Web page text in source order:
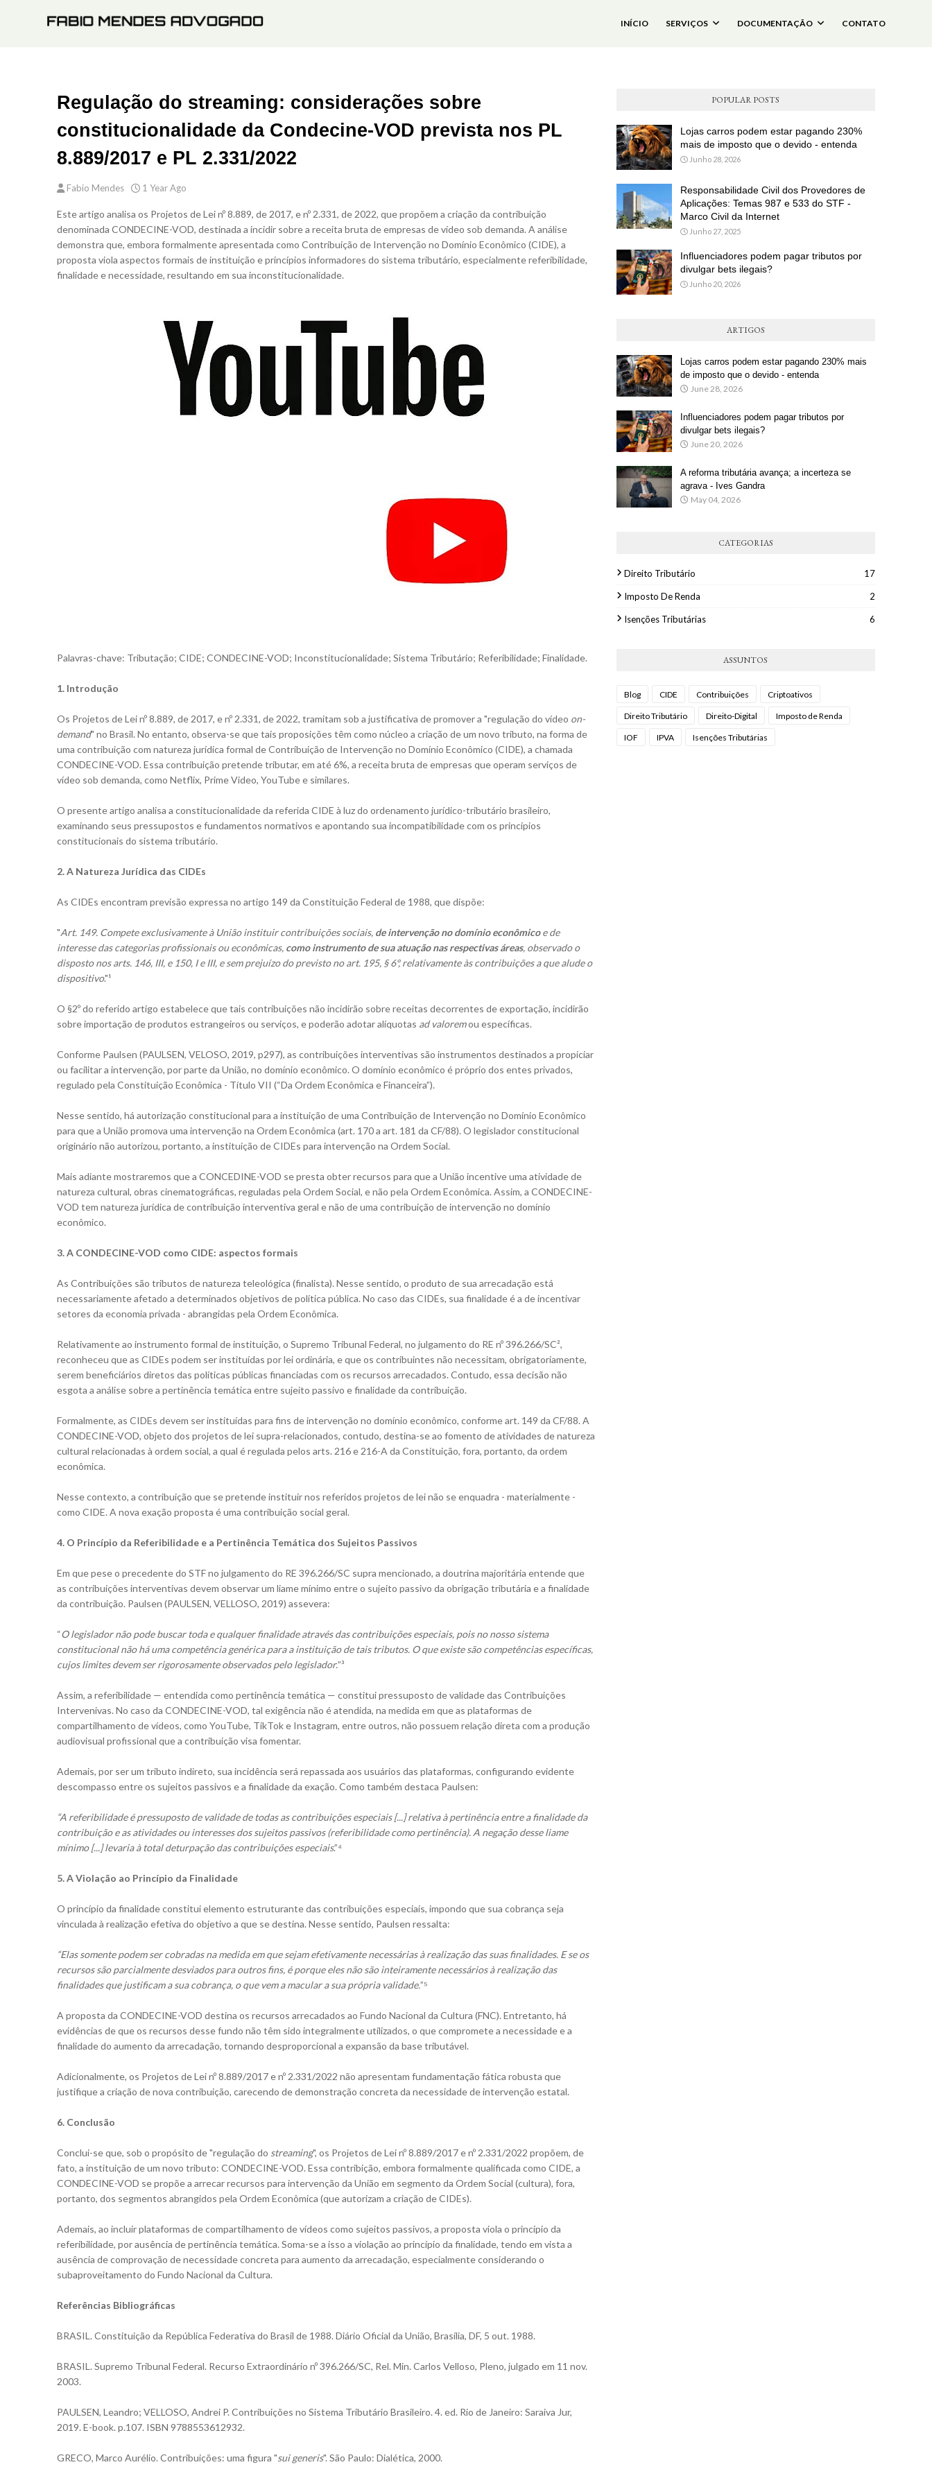
INÍCIO SERVIÇOS DOCUMENTAÇÃO CONTATO
Regulação do streaming: considerações sobre
constitucionalidade da Condecine-VOD prevista nos PL
8.889/2017 e PL 2.331/2022
Fabio Mendes 1 Year Ago
Este artigo analisa os Projetos de Lei nº 8.889, de 2017, enº 2.331, de 2022, que propõem a criação da contribuição
denominada CONDECINE-VOD, destinada a incidir sobre a receita bruta de empresas de vídeo sob demanda. A análise
demonstra que, embora formalmente apresentada comoContribuição de Intervenção no Domínio Econômico (CIDE), a
proposta viola aspectos formais de instituição e princípios informadores do sistema tributário, especialmente referibilidade,
finalidade e necessidade, resultando em sua inconstitucionalidade.
Palavras-chave: Tributação; CIDE; CONDECINE-VOD; Inconstitucionalidade; Sistema Tributário; Referibilidade; Finalidade.
1. Introdução
Os Projetos de Lei nº 8.889, de 2017, e nº 2.331, de 2022, tramitam sob a justificativa de promover a "regulação do vídeo on-
demand" no Brasil. No entanto, observa-se que tais proposições têm como núcleo a criação de um novo tributo, na forma de
uma contribuição com natureza jurídica formal de Contribuição de Intervenção no Domínio Econômico (CIDE), a chamada
CONDECINE-VOD. Essa contribuição pretende tributar, em até 6%, a receita bruta de empresas que operam serviços de
vídeo sob demanda, como Netflix, Prime Video, YouTube e similares.
O presente artigo analisa a constitucionalidade da referida CIDE à luz do ordenamento jurídico-tributário brasileiro,
examinando seus pressupostos e fundamentos normativos e apontando sua incompatibilidade com os princípios
constitucionais do sistema tributário.
2. A Natureza Jurídica das CIDEs
As CIDEs encontram previsão expressa no artigo 149 da Constituição Federal de 1988, que dispõe:
"Art. 149. Compete exclusivamente à União instituir contribuições sociais, de intervenção no domínio econômicoe de
interesse das categorias profissionais ou econômicas, como instrumento de sua atuação nas respectivas áreas, observado o
disposto nos arts. 146, III, e 150, I e III, e sem prejuízo do previsto no art. 195, § 6º, relativamente às contribuições a que alude o
dispositivo."¹
O §2º do referido artigo estabelece que tais contribuições não incidirão sobre receitas decorrentes de exportação, incidirão
sobre importação de produtos estrangeiros ou serviços, e poderão adotar alíquotas ad valoremou específicas.
Conforme Paulsen (PAULSEN, VELOSO, 2019, p297), as contribuições interventivas são instrumentos destinados a propiciar
ou facilitar a intervenção, por parte da União, no domínio econômico. O domínio econômico é próprio dos entes privados,
regulado pela Constituição Econômica - Título VII (“Da Ordem Econômica e Financeira”).
Nesse sentido, há autorização constitucional para a instituição de uma Contribuição de Intervenção no Domínio Econômico
para que a União promova uma intervenção na Ordem Econômica (art. 170 a art. 181 da CF/88). O legislador constitucional
originário não autorizou, portanto, a instituição de CIDEs para intervenção na Ordem Social.
Mais adiante mostraremos que a CONCEDINE-VOD se presta obter recursos para que a União incentive uma atividade de
natureza cultural, obras cinematográficas, reguladas pela Ordem Social, e não pela Ordem Econômica. Assim, a CONDECINE-
VOD tem natureza jurídica de contribuição interventiva geral e não de uma contribuição de intervenção no domínio
econômico.
3. A CONDECINE-VOD como CIDE: aspectos formais
As Contribuições são tributos de natureza teleológica (finalista). Nesse sentido, o produto de sua arrecadação está
necessariamente afetado a determinados objetivos de política pública. No caso das CIDEs, sua finalidade é a de incentivar
setores da economia privada - abrangidas pela Ordem Econômica.
Relativamente ao instrumento formal de instituição, o Supremo Tribunal Federal, no julgamento do RE nº 396.266/SC²,
reconheceu que as CIDEs podem ser instituídas por lei ordinária, e que os contribuintes não necessitam, obrigatoriamente,
serem beneficiários diretos das políticas públicas financiadas com os recursos arrecadados. Contudo, essa decisão não
esgota a análise sobre a pertinência temática entre sujeito passivo e finalidade da contribuição.
Formalmente, as CIDEs devem ser instituídas para fins de intervenção no domínio econômico, conforme art. 149 da CF/88. A
CONDECINE-VOD, objeto dos projetos de lei supra-relacionados, contudo, destina-se ao fomento de atividades de natureza
cultural relacionadas à ordem social, a qual é regulada pelos arts. 216 e 216-A da Constituição, fora, portanto, da ordem
econômica.
Nesse contexto, a contribuição que se pretende instituir nos referidos projetos de lei não se enquadra - materialmente -
como CIDE. A nova exação proposta é uma contribuição social geral.
4. O Princípio da Referibilidade e a Pertinência Temática dos Sujeitos Passivos
Em que pese o precedente do STF no julgamento do RE 396.266/SC supra mencionado, a doutrina majoritária entende que
as contribuições interventivas devem observar um liame mínimo entre o sujeito passivo da obrigação tributária e a finalidade
da contribuição. Paulsen (PAULSEN, VELLOSO, 2019) assevera:
“O legislador não pode buscar toda e qualquer finalidade através das contribuições especiais, pois no nosso sistema
constitucional não há uma competência genérica para a instituição de tais tributos. O que existe são competências específicas,
cujos limites devem ser rigorosamente observados pelo legislador.”³
Assim, a referibilidade — entendida como pertinência temática — constitui pressuposto de validade das Contribuições
Intervenivas. No caso da CONDECINE-VOD, tal exigência não é atendida, na medida em que as plataformas de
compartilhamento de vídeos, como YouTube, TikTok e Instagram, entre outros, não possuem relação direta com a produção
audiovisual profissional que a contribuição visa fomentar.
Ademais, por ser um tributo indireto, sua incidência será repassada aos usuários das plataformas, configurando evidente
descompasso entre os sujeitos passivos e a finalidade da exação. Como também destaca Paulsen:
“A referibilidade é pressuposto de validade de todas as contribuições especiais [...] relativa à pertinência entre a finalidade da
contribuição e as atividades ou interesses dos sujeitos passivos (referibilidade como pertinência). A negação desse liame
mínimo [...] levaria à total deturpação das contribuições especiais.”⁴
5. A Violação ao Princípio da Finalidade
O princípio da finalidade constitui elemento estruturante das contribuições especiais, impondo que sua cobrança seja
vinculada à realização efetiva do objetivo a que se destina. Nesse sentido, Paulsen ressalta:
“Elas somente podem ser cobradas na medida em que sejam efetivamente necessárias à realização das suas finalidades. E se os
recursos são parcialmente desviados para outros fins, é porque eles não são inteiramente necessários à realização das
finalidades que justificam a sua cobrança, o que vem a macular a sua própria validade.”⁵
A proposta da CONDECINE-VOD destina os recursos arrecadados aoFundo Nacional da Cultura (FNC). Entretanto, há
evidências de que os recursos desse fundo não têm sido integralmente utilizados, o que compromete a necessidade e a
finalidade do aumento da arrecadação, tornando desproporcional a expansão da base tributável.
Adicionalmente, os Projetos de Lei nº 8.889/2017 e nº 2.331/2022 não apresentam fundamentação fática robusta que
justifique a criação de nova contribuição, carecendo de demonstração concreta da necessidade de intervenção estatal.
6. Conclusão
Conclui-se que, sob o propósito de "regulação do streaming", os Projetos de Lei nº 8.889/2017 e nº 2.331/2022 propõem, de
fato, a instituição de um novo tributo: CONDECINE-VOD. Essa contribição, embora formalmente qualificada como CIDE, a
CONDECINE-VOD se propõe a arrecar recursos para intervenção da União em segmento da Ordem Social (cultura), fora,
portanto, dos segmentos abrangidos pela Ordem Econômica (que autorizam a criação de CIDEs).
Ademais, ao incluir plataformas de compartilhamento de vídeos como sujeitos passivos, a proposta viola o princípio da
referibilidade, por ausência de pertinência temática. Soma-se a isso a violação ao princípio da finalidade, tendo em vista a
ausência de comprovação de necessidade concreta para aumento da arrecadação, especialmente considerando o
subaproveitamento do Fundo Nacional da Cultura.
Referências Bibliográficas
BRASIL. Constituição da República Federativa do Brasil de 1988. Diário Oficial da União, Brasília, DF, 5 out. 1988.
BRASIL. Supremo Tribunal Federal. Recurso Extraordinário nº 396.266/SC, Rel. Min. Carlos Velloso, Pleno, julgado em 11 nov.
2003.
PAULSEN, Leandro; VELLOSO, Andrei P. Contribuições no Sistema Tributário Brasileiro. 4. ed. Rio de Janeiro: Saraiva Jur,
2019. E-book. p.107. ISBN 9788553612932.
GRECO, Marco Aurélio. Contribuições: uma figura "sui generis". São Paulo: Dialética, 2000.
POPULAR POSTS
Lojas carros podem estar pagando 230%
mais de imposto que o devido - entenda
Junho 28, 2026
Responsabilidade Civil dos Provedores de
Aplicações: Temas 987 e 533 do STF -
Marco Civil da Internet
Junho 27, 2025
Influenciadores podem pagar tributos por
divulgar bets ilegais?
Junho 20, 2026
ARTIGOS
Lojas carros podem estar pagando 230% mais
de imposto que o devido - entenda
June 28, 2026
Influenciadores podem pagar tributos por
divulgar bets ilegais?
June 20, 2026
A reforma tributária avança; a incerteza se
agrava - Ives Gandra
May 04, 2026
CATEGORIAS
Direito Tributário 17
Imposto De Renda 2
Isenções Tributárias 6
ASSUNTOS
Blog CIDE Contribuições Criptoativos
Direito Tributário Direito-Digital Imposto de Renda
IOF IPVA Isenções Tributárias